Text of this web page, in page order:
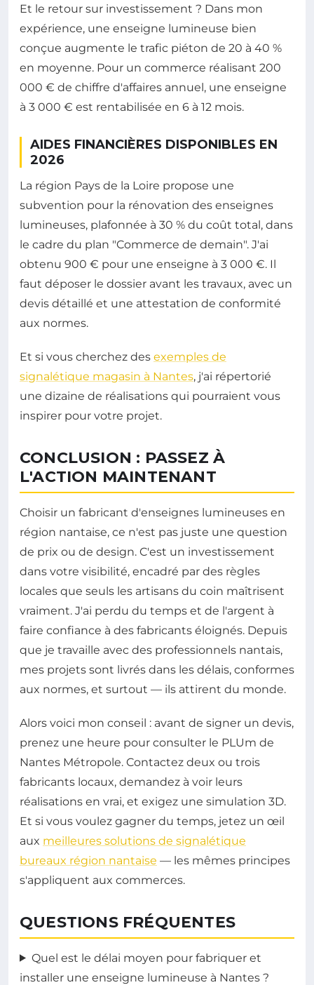
Et le retour sur investissement ? Dans mon
expérience, une enseigne lumineuse bien
conçue augmente le trafic piéton de 20 à 40 %
en moyenne. Pour un commerce réalisant 200
000 € de chiffre d'affaires annuel, une enseigne
à 3 000 € est rentabilisée en 6 à 12 mois.
AIDES FINANCIÈRES DISPONIBLES EN
2026
La région Pays de la Loire propose une
subvention pour la rénovation des enseignes
lumineuses, plafonnée à 30 % du coût total, dans
le cadre du plan "Commerce de demain". J'ai
obtenu 900 € pour une enseigne à 3 000 €. Il
faut déposer le dossier avant les travaux, avec un
devis détaillé et une attestation de conformité
aux normes.
Et si vous cherchez des exemples de
signalétique magasin à Nantes, j'ai répertorié
une dizaine de réalisations qui pourraient vous
inspirer pour votre projet.
CONCLUSION : PASSEZ À
L'ACTION MAINTENANT
Choisir un fabricant d'enseignes lumineuses en
région nantaise, ce n'est pas juste une question
de prix ou de design. C'est un investissement
dans votre visibilité, encadré par des règles
locales que seuls les artisans du coin maîtrisent
vraiment. J'ai perdu du temps et de l'argent à
faire confiance à des fabricants éloignés. Depuis
que je travaille avec des professionnels nantais,
mes projets sont livrés dans les délais, conformes
aux normes, et surtout — ils attirent du monde.
Alors voici mon conseil : avant de signer un devis,
prenez une heure pour consulter le PLUm de
Nantes Métropole. Contactez deux ou trois
fabricants locaux, demandez à voir leurs
réalisations en vrai, et exigez une simulation 3D.
Et si vous voulez gagner du temps, jetez un œil
aux meilleures solutions de signalétique
bureaux région nantaise — les mêmes principes
s'appliquent aux commerces.
QUESTIONS FRÉQUENTES
Quel est le délai moyen pour fabriquer et
installer une enseigne lumineuse à Nantes ?